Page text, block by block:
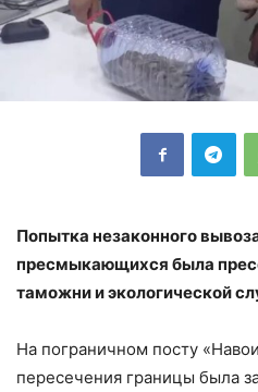
Попытка незаконного
пресмыкающихся была
таможни и экологической
На пограничном посту
пересечения границы была